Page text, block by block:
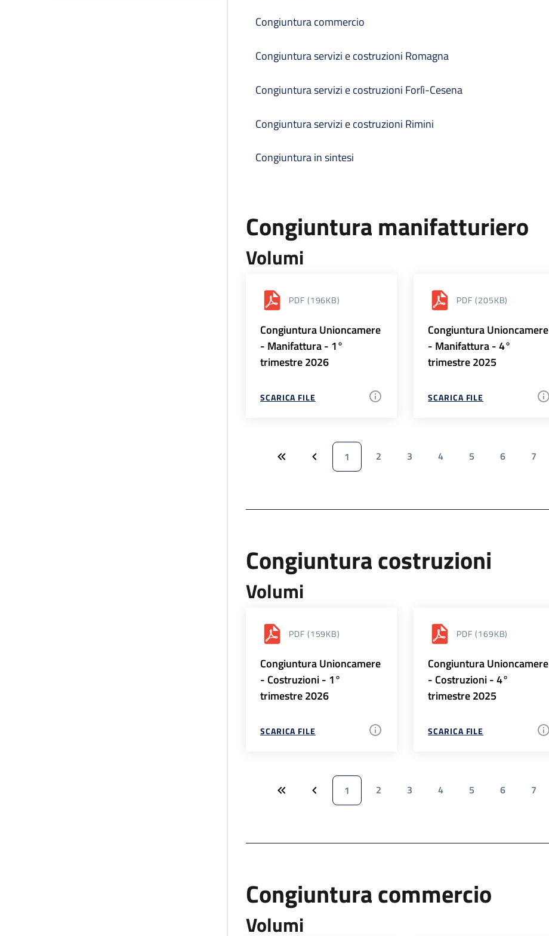
Congiuntura commercio
Congiuntura servizi e costruzioni Romagna
Congiuntura servizi e costruzioni Forlì-Cesena
Congiuntura servizi e costruzioni Rimini
Congiuntura in sintesi
Congiuntura manifatturiero
Volumi
PDF (196KB)
Congiuntura Unioncamere
- Manifattura - 1°
trimestre 2026
SCARICA FILE
PDF (205KB)
Congiuntura Unioncamere
- Manifattura - 4°
trimestre 2025
SCARICA FILE
1 2 3 4 5 6 7
Congiuntura costruzioni
Volumi
PDF (159KB)
Congiuntura Unioncamere
- Costruzioni - 1°
trimestre 2026
SCARICA FILE
PDF (169KB)
Congiuntura Unioncamere
- Costruzioni - 4°
trimestre 2025
SCARICA FILE
1 2 3 4 5 6 7
Congiuntura commercio
Volumi